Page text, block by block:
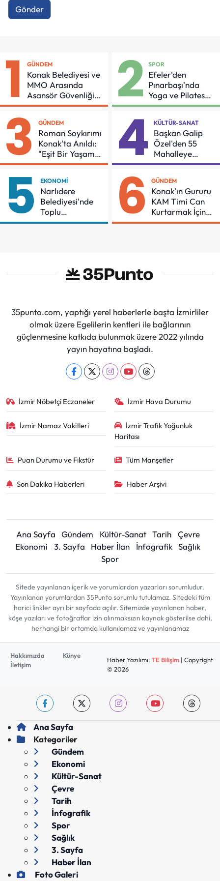
Gönder
1 GÜNDEM
Konak Belediyesi ve
MMO Arasında
Asansör Güvenliği
İçin Önemli Protokol
2 SPOR
Efeler'den
Pınarbaşı'nda
Yoga ve Pilates
Buluşması
3 GÜNDEM
Roman Soykırımı
Konak'ta Anıldı:
"Eşit Bir Yaşam
İçin Mücadeleyi
4 KÜLTÜR-SANAT
Başkan Galip
Özel'den 55
Mahalleye
Çocuk Şenliği
5 EKONOMI
Narlıdere
Belediyesi'nde
Toplu
Sözleşmeye
6 GÜNDEM
Konak'ın Gururu
KAM Timi Can
Kurtarmak İçin
Demir Aldı
35punto.com, yaptığı yerel haberlerle başta İzmirliler
olmak üzere Egelilerin kentleri ile bağlarının
güçlenmesine katkıda bulunmak üzere 2022 yılında
yayın hayatına başladı.
İzmir Nöbetçi Eczaneler İzmir Hava Durumu
İzmir Namaz Vakitleri
İzmir Trafik Yoğunluk
Haritası
Puan Durumu ve Fikstür Tüm Manşetler
Son Dakika Haberleri Haber Arşivi
Ana Sayfa Gündem Kültür-Sanat Tarih
Çevre
Ekonomi
3. Sayfa Haber İlan İnfografik Sağlık
Spor
Sitede yayınlanan içerik ve yorumlardan yazarları sorumludur.
Yayınlanan yorumlardan 35Punto sorumlu tutulamaz. Sitedeki tüm
harici linkler ayrı bir sayfada açılır. Sitemizde yayınlanan haber,
köşe yazıları ve fotoğraflar izin alınmaksızın kaynak gösterilse dahi,
herhangi bir ortamda kullanılamaz ve yayınlanamaz
Hakkımızda
Künye
İletişim
Haber Yazılımı: TE Bilişim| Copyright
© 2026
Ana Sayfa
Kategoriler
Gündem
Ekonomi
Kültür-Sanat
Çevre
Tarih
İnfografik
Spor
Sağlık
3. Sayfa
Haber İlan
Foto Galeri